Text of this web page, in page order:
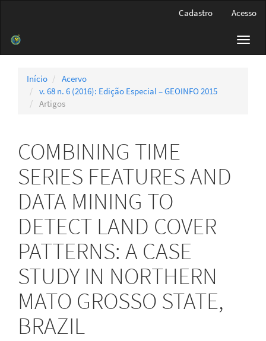
Barra
Cadastro Acesso
Início
Acervo
v. 68 n. 6 (2016): Edição Especial – GEOINFO 2015
Artigos
COMBINING TIME
SERIES FEATURES AND
DATA MINING TO
DETECT LAND COVER
PATTERNS: A CASE
STUDY IN NORTHERN
MATO GROSSO STATE,
BRAZIL